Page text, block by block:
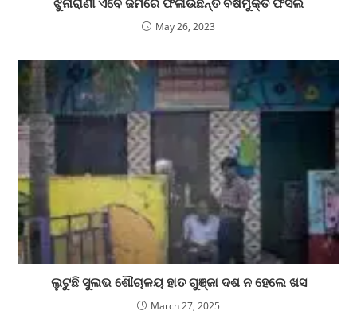
May 26, 2023
ଲୁଟୁଛି ସୁଲଭ ଶୌଚାଳୟ ହାତ ଗୁଞ୍ଜା ଦଶ ନ ହେଲେ ଖସ
March 27, 2025